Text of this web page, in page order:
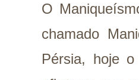
O
chamado
Pérsia, hoje